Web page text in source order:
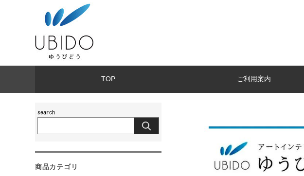
TOP ご利用案内
商品カテゴリ